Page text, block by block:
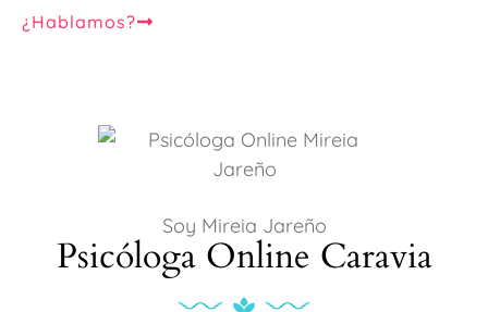
¿Hablamos?
Soy Mireia Jareño
Psicóloga Online Caravia